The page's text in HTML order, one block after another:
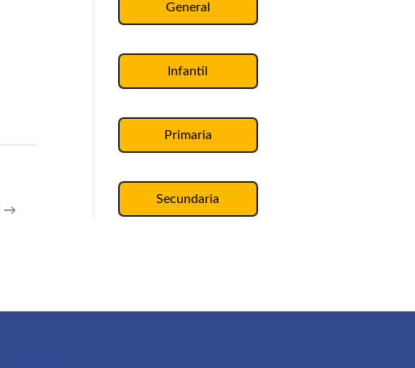
→
General
Infantil
Primaria
Secundaria